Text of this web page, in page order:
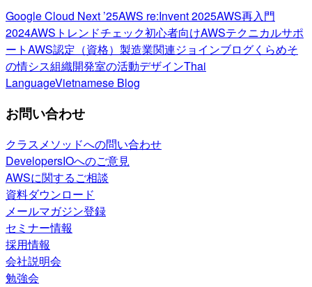
Google Cloud Next ’25AWS re:Invent 2025AWS再入門
2024AWSトレンドチェック初心者向けAWSテクニカルサポ
ートAWS認定（資格） 製造業関連ジョインブログくらめそ
の情シス組織開発室の活動デザインThai
LanguageVietnamese Blog
お問い合わせ
クラスメソッドへの問い合わせ
DevelopersIOへのご意見
AWSに関するご相談
資料ダウンロード
メールマガジン登録
セミナー情報
採用情報
会社説明会
勉強会